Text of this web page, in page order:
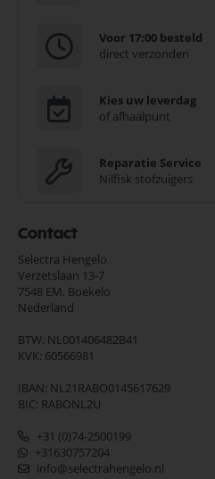
Voor 17:00 besteld
direct verzonden
Kies uw leverdag
of afhaalpunt
Reparatie Service
Nilfisk stofzuigers
Contact
Selectra Hengelo
Verzetslaan 13-7
7548 EM, Boekelo
Nederland
BTW: NL001406482B41
KVK: 60566981
IBAN: NL21RABO0145617629
BIC: RABONL2U
+31 (0)74-2500199
+31630757204
info@selectrahengelo.nl